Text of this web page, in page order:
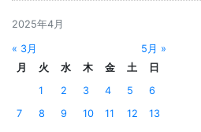
2025年4月
« 3月
5月 »
月
火 水 木 金 土
日
1
2 3 4 5
6
7
8 9 10 11 12
13